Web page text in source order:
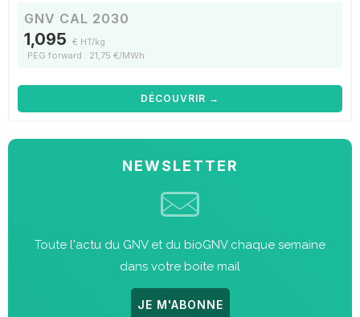
GNV CAL 2030
1,095 € HT/kg
PEG forward : 21,75 €/MWh
DÉCOUVRIR →
NEWSLETTER
Toute l'actu du GNV et du bioGNV chaque semaine
dans votre boite mail
JE M'ABONNE